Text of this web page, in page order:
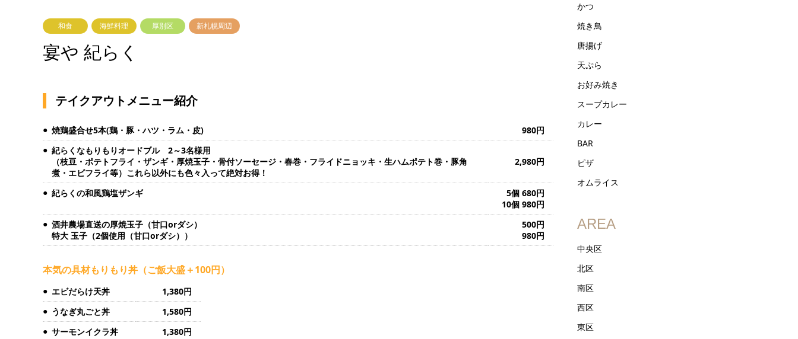
和食 海鮮料理 厚別区 新札幌周辺
宴や 紀らく
テイクアウトメニュー紹介
焼鶏盛合せ5本(鶏・豚・ハツ・ラム・皮)
980円
紀らくなもりもりオードブル 2～3名様用
（枝豆・ポテトフライ・ザンギ・厚焼玉子・骨付ソーセージ・春巻・フライドニョッキ・生ハムポテト巻・豚角
煮・エビフライ等）これら以外にも色々入って絶対お得！
2,980円
紀らくの和風鶏塩ザンギ
5個 680円
10個 980円
酒井農場直送の厚焼玉子（甘口orダシ）
特大 玉子（2個使用（甘口orダシ））
500円
980円
本気の具材もりもり丼（ご飯大盛＋100円）
エビだらけ天丼
1,380円
うなぎ丸ごと丼
1,580円
サーモンイクラ丼
1,380円
かつ
焼き鳥
唐揚げ
天ぷら
お好み焼き
スープカレー
カレー
BAR
ピザ
オムライス
AREA
中央区
北区
南区
西区
東区